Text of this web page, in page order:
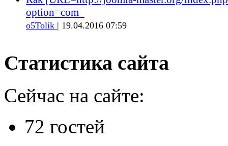
option=com_
o5Tolik | 19.04.2016 07:59
Статистика сайта
Сейчас на сайте:
72 гостей